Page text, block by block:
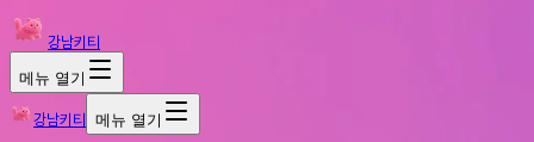
강남키티
메뉴 열기
강남키티 메뉴 열기